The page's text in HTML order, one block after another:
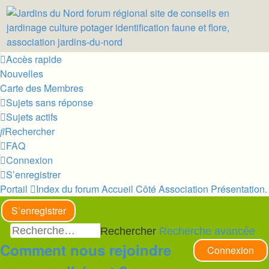
Accès rapide
Nouvelles
Carte des Membres
Sujets sans réponse
Sujets actifs
Rechercher
FAQ
Connexion
S’enregistrer
Portail
Index du forumAccueil Côté Association Présentation.
S’enregistrer
Rechercher Recherche avancée
Connexion
Comment nous rejoindre